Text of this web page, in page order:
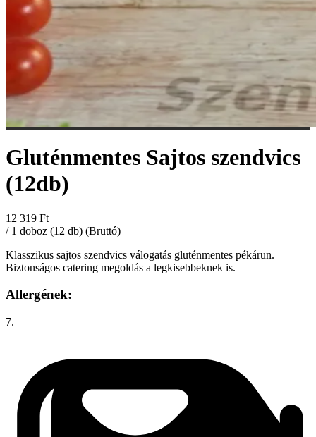
Gluténmentes Sajtos szendvics
(12db)
12 319 Ft
/ 1 doboz (12 db) (Bruttó)
Klasszikus sajtos szendvics válogatás gluténmentes pékárun.
Biztonságos catering megoldás a legkisebbeknek is.
Allergének:
7.